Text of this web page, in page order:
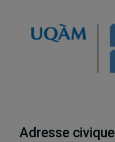
Adresse civique